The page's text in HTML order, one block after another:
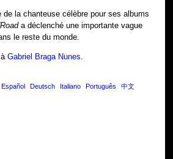
de la chanteuse célèbre pour ses albums
a déclenché une importante vague
le reste du monde.
àGabriel Braga Nunes.
Español Deutsch Italiano Português 中文